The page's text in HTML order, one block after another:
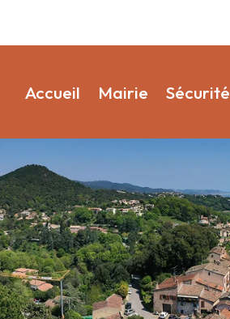
Accueil Mairie Sécurité